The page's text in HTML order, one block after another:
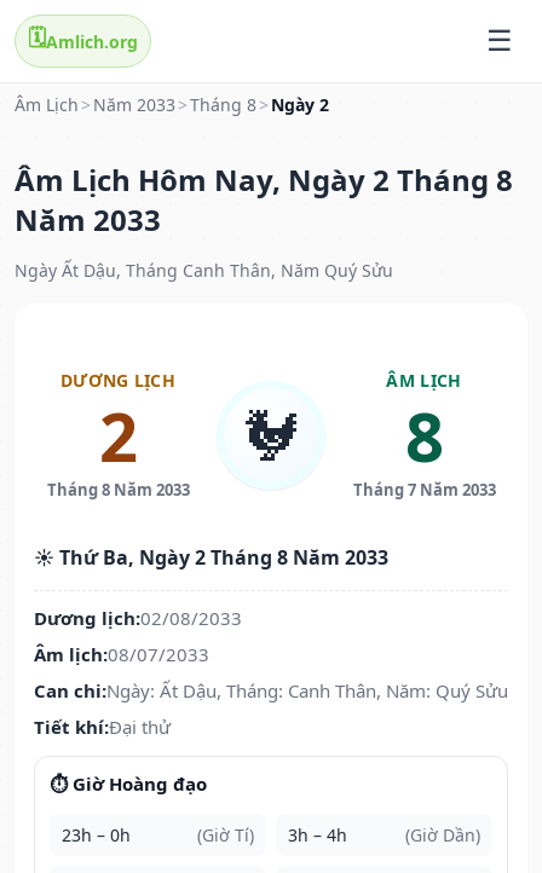
🗓️Amlich.org
Âm Lịch > Năm 2033 >Tháng 8> Ngày 2
Âm Lịch Hôm Nay, Ngày 2 Tháng 8
Năm 2033
Ngày Ất Dậu, Tháng Canh Thân, Năm Quý Sửu
DƯƠNG LỊCH
2
Tháng 8 Năm 2033
🐓
ÂM LỊCH
8
Tháng 7 Năm 2033
☀️ Thứ Ba, Ngày 2 Tháng 8 Năm 2033
Dương lịch:02/08/2033
Âm lịch:08/07/2033
Can chi:Ngày: Ất Dậu, Tháng: Canh Thân, Năm: Quý Sửu
Tiết khí:Đại thử
⏱️ Giờ Hoàng đạo
23h – 0h (Giờ Tí) 3h – 4h (Giờ Dần)